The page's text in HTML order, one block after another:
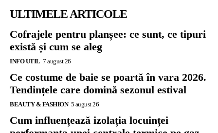
ULTIMELE ARTICOLE
Cofrajele pentru planșee: ce sunt, ce tipuri
există și cum se aleg
INFO UTIL 7 august 26
Ce costume de baie se poartă în vara 2026.
Tendințele care domină sezonul estival
BEAUTY & FASHION 5 august 26
Cum influențează izolația locuinței